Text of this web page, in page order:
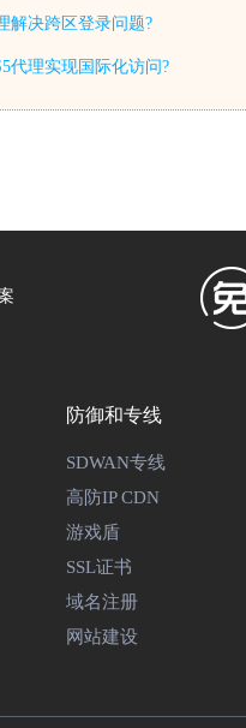
解决跨区登录问题?
代理实现国际化访问?
防御和专线
SDWAN专线
高防IP CDN
游戏盾
SSL证书
域名注册
网站建设